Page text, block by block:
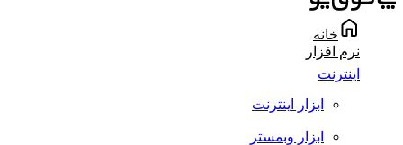
خانه
نرم افزار
اینترنت
ابزار اینترنت
ابزار وبمستر